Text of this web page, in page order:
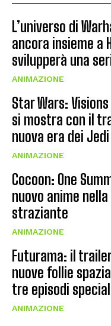
L’universo di
ancora insieme a
svilupperà una
ANIMAZIONE
Star Wars:
si mostra con il
nuova era dei
ANIMAZIONE
Cocoon: One
nuovo anime
straziante
ANIMAZIONE
Futurama: il
nuove follie
tre episodi
ANIMAZIONE